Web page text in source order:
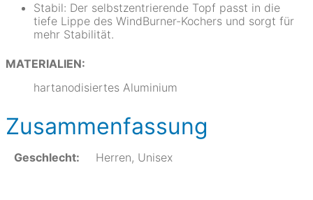
Stabil: Der selbstzentrierende Topf passt in die
tiefe Lippe des WindBurner-Kochers und sorgt für
mehr Stabilität.
MATERIALIEN:
hartanodisiertes Aluminium
Zusammenfassung
Geschlecht: Herren, Unisex